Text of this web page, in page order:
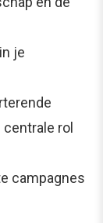
je
rol
campagnes